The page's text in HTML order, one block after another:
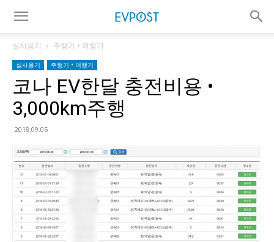
실사용기 주행기 • 여행기
실사용기 주행기 • 여행기
코나 EV한달 충전비용 •
3,000km주행
2018.09.05